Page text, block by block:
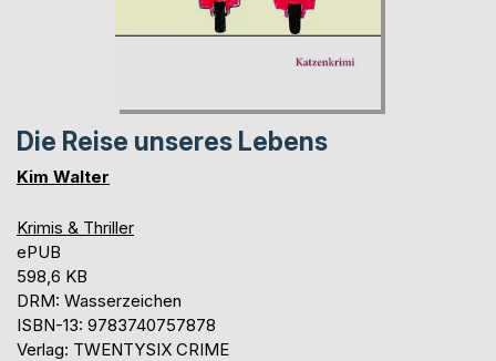
Die Reise unseres Lebens
Kim Walter
Krimis & Thriller
ePUB
598,6 KB
DRM: Wasserzeichen
ISBN-13: 9783740757878
Verlag: TWENTYSIX CRIME